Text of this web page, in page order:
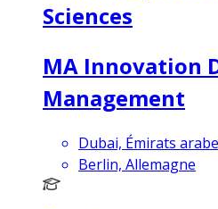
Sciences
MA Innovation
Management
Dubai, Émirats
Berlin, Allemagne